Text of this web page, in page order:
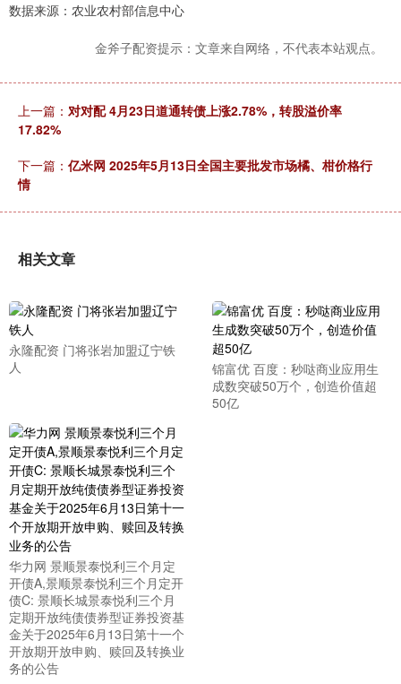
数据来源：农业农村部信息中心
金斧子配资提示：文章来自网络，不代表本站观点。
上一篇： 对对配 4月23日道通转债上涨2.78%，转股溢价率
17.82%
下一篇： 亿米网 2025年5月13日全国主要批发市场橘、柑价格行
情
相关文章
永隆配资 门将张岩加盟辽宁铁
人
锦富优 百度：秒哒商业应用生
成数突破50万个，创造价值超
50亿
华力网 景顺景泰悦利三个月定
开债A,景顺景泰悦利三个月定开
债C: 景顺长城景泰悦利三个月
定期开放纯债债券型证券投资基
金关于2025年6月13日第十一个
开放期开放申购、赎回及转换业
务的公告